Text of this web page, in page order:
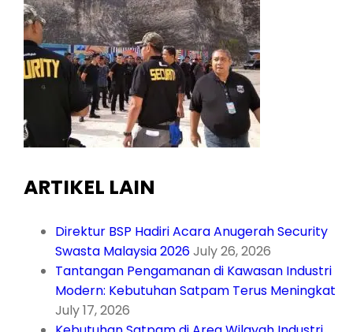
ARTIKEL LAIN
Direktur BSP Hadiri Acara Anugerah Security
Swasta Malaysia 2026July 26, 2026
Tantangan Pengamanan di Kawasan Industri
Modern: Kebutuhan Satpam Terus Meningkat
July 17, 2026